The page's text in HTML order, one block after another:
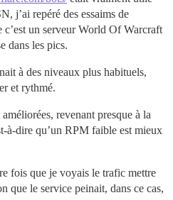
j’ai repéré des essaims de
c’est un serveur World Of Warcraft
dans les pics.
à des niveaux plus habituels,
et rythmé.
revenant presque à la
à-dire qu’un RPM faible est mieux
fois que je voyais le trafic mettre
que le service peinait, dans ce cas,